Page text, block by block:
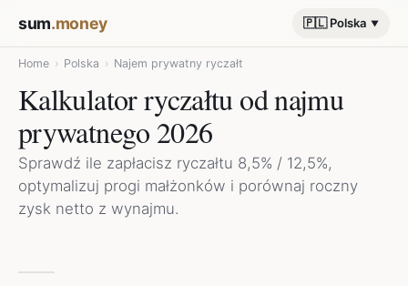
sum.money 🇵🇱 Polska
Home › Polska › Najem prywatny ryczałt
Kalkulator ryczałtu od najmu
prywatnego 2026
Sprawdź ile zapłacisz ryczałtu 8,5% / 12,5%,
optymalizuj progi małżonków i porównaj roczny
zysk netto z wynajmu.